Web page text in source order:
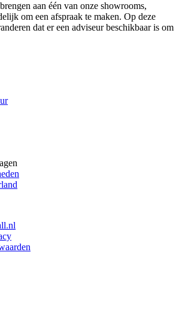
aan één van onze showrooms,
om een afspraak te maken. Op deze
dat er een adviseur beschikbaar is om